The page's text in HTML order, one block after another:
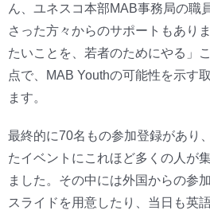
ん、ユネスコ本部MAB事務局の職
さった方々からのサポートもあり
たいことを、若者のためにやる」
点で、MAB Youthの可能性を示す
ます。
最終的に70名もの参加登録があり
たイベントにこれほど多くの人が
ました。その中には外国からの参
スライドを用意したり、当日も英